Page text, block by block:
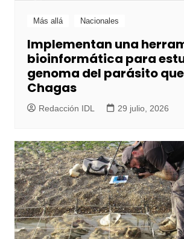
Más allá Nacionales
Implementan una
bioinformática para
genoma del parásito
Chagas
Redacción IDL 29 julio, 2026